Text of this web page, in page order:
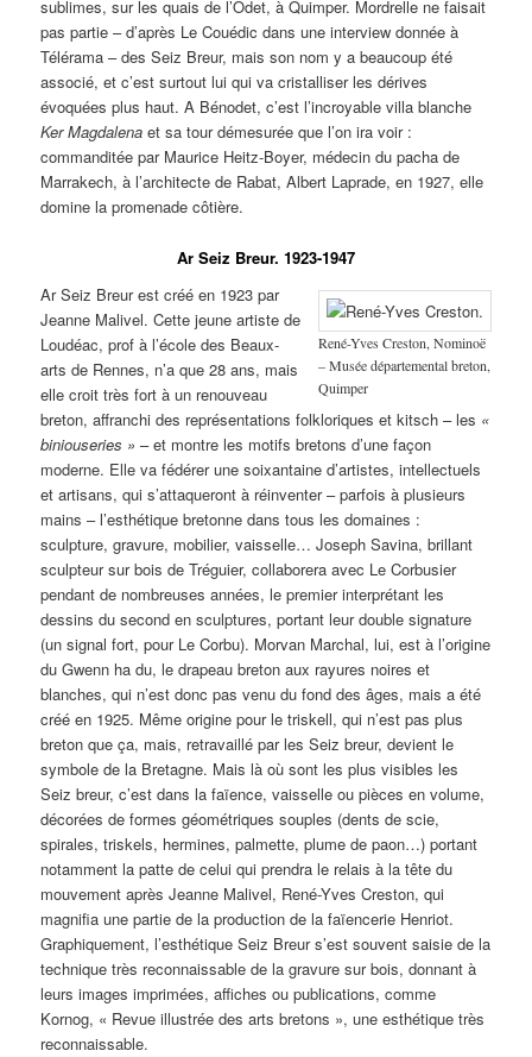
sublimes, sur les quais de l’Odet, à Quimper. Mordrelle ne faisait
pas partie – d’après Le Couédic dans une interview donnée à
Télérama – des Seiz Breur, mais son nom y a beaucoup été
associé, et c’est surtout lui qui va cristalliser les dérives
évoquées plus haut. A Bénodet, c’est l’incroyable villa blanche
Ker Magdalena et sa tour démesurée que l’on ira voir :
commanditée par Maurice Heitz-Boyer, médecin du pacha de
Marrakech, à l’architecte de Rabat, Albert Laprade, en 1927, elle
domine la promenade côtière.
Ar Seiz Breur. 1923-1947
René-Yves Creston, Nominoë
– Musée départemental breton,
Quimper
Ar Seiz Breur est créé en 1923 par
Jeanne Malivel. Cette jeune artiste de
Loudéac, prof à l’école des Beaux-
arts de Rennes, n’a que 28 ans, mais
elle croit très fort à un renouveau
breton, affranchi des représentations folkloriques et kitsch – les «
biniouseries » – et montre les motifs bretons d’une façon
moderne. Elle va fédérer une soixantaine d’artistes, intellectuels
et artisans, qui s’attaqueront à réinventer – parfois à plusieurs
mains – l’esthétique bretonne dans tous les domaines :
sculpture, gravure, mobilier, vaisselle… Joseph Savina, brillant
sculpteur sur bois de Tréguier, collaborera avec Le Corbusier
pendant de nombreuses années, le premier interprétant les
dessins du second en sculptures, portant leur double signature
(un signal fort, pour Le Corbu). Morvan Marchal, lui, est à l’origine
du Gwenn ha du, le drapeau breton aux rayures noires et
blanches, qui n’est donc pas venu du fond des âges, mais a été
créé en 1925. Même origine pour le triskell, qui n’est pas plus
breton que ça, mais, retravaillé par les Seiz breur, devient le
symbole de la Bretagne. Mais là où sont les plus visibles les
Seiz breur, c’est dans la faïence, vaisselle ou pièces en volume,
décorées de formes géométriques souples (dents de scie,
spirales, triskels, hermines, palmette, plume de paon…) portant
notamment la patte de celui qui prendra le relais à la tête du
mouvement après Jeanne Malivel, René-Yves Creston, qui
magnifia une partie de la production de la faïencerie Henriot.
Graphiquement, l’esthétique Seiz Breur s’est souvent saisie de la
technique très reconnaissable de la gravure sur bois, donnant à
leurs images imprimées, affiches ou publications, comme
Kornog, « Revue illustrée des arts bretons », une esthétique très
reconnaissable.